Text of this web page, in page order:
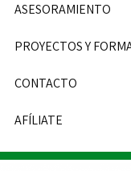
ASESORAMIENTO
PROYECTOS Y
CONTACTO
AFÍLIATE